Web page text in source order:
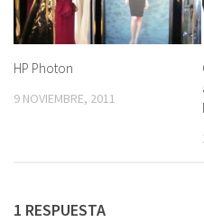
HP Photon
9 NOVIEMBRE, 2011
1 RESPUESTA